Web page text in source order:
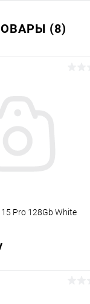
(8)
Pro 128Gb White